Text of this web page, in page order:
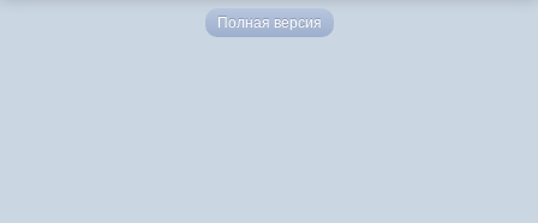
Полная версия